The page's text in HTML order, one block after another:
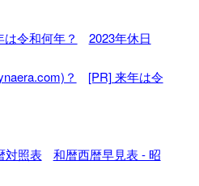
は令和何年？ 2023年休日
？ [PR] 来年は令
対照表 和暦西暦早見表 - 昭